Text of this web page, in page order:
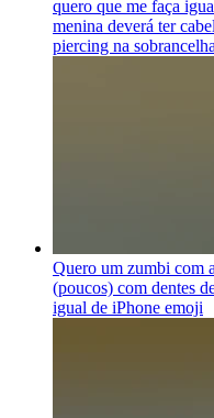
quero que me faça
menina deverá ter
piercing na
Quero um zumbi com
(poucos) com dentes
igual de iPhone emoji